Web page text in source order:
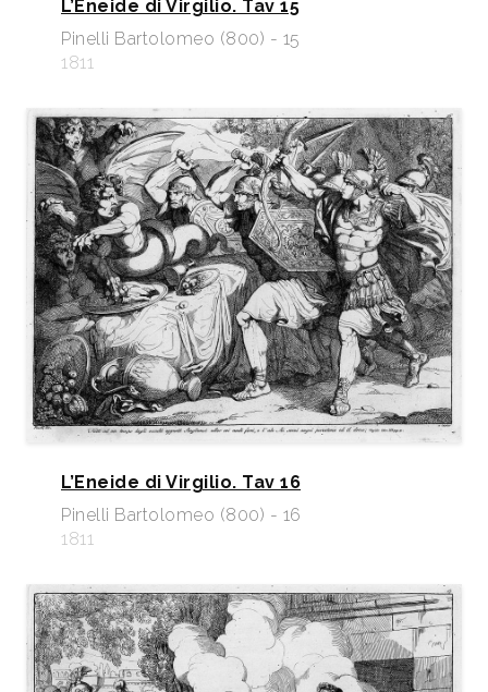
L’Eneide di Virgilio. Tav 15
Pinelli Bartolomeo (800) - 15
1811
L’Eneide di Virgilio. Tav 16
Pinelli Bartolomeo (800) - 16
1811